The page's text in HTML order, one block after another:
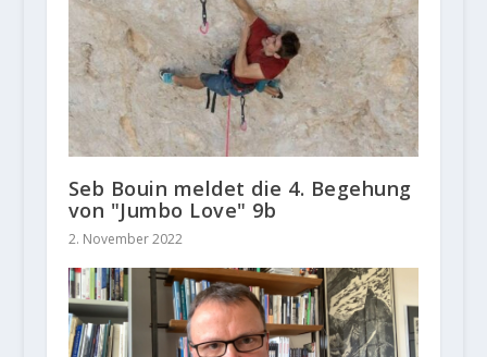
Seb Bouin meldet die 4. Begehung
von "Jumbo Love" 9b
2. November 2022